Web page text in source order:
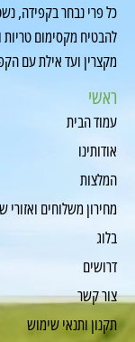
כל פרי נבחר בקפידה,
להבטיח מקסימום טריות
מקצרין ועד אילת עם
ראשי
עמוד הבית
אודותינו
המלצות
מחירון משלוחים ואזורי
בלוג
דרושים
צור קשר
תקנון ותנאי שימוש